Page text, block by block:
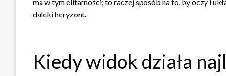
ma w tym elitarności; to raczej sposób na to, by oczy i
daleki horyzont.
Kiedy widok działa